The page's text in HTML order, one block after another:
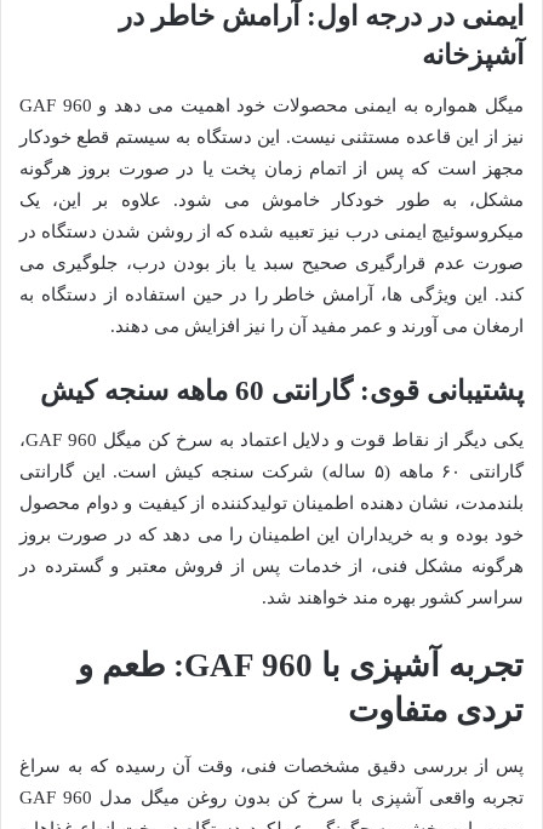
ایمنی در درجه اول: آرامش خاطر در
آشپزخانه
میگل همواره به ایمنی محصولات خود اهمیت می دهد و GAF 960
نیز از این قاعده مستثنی نیست. این دستگاه به سیستم قطع خودکار
مجهز است که پس از اتمام زمان پخت یا در صورت بروز هرگونه
مشکل، به طور خودکار خاموش می شود. علاوه بر این، یک
میکروسوئیچ ایمنی درب نیز تعبیه شده که از روشن شدن دستگاه در
صورت عدم قرارگیری صحیح سبد یا باز بودن درب، جلوگیری می
کند. این ویژگی ها، آرامش خاطر را در حین استفاده از دستگاه به
ارمغان می آورند و عمر مفید آن را نیز افزایش می دهند.
پشتیبانی قوی: گارانتی 60 ماهه سنجه کیش
یکی دیگر از نقاط قوت و دلایل اعتماد به سرخ کن میگل GAF 960،
گارانتی ۶۰ ماهه (۵ ساله) شرکت سنجه کیش است. این گارانتی
بلندمدت، نشان دهنده اطمینان تولیدکننده از کیفیت و دوام محصول
خود بوده و به خریداران این اطمینان را می دهد که در صورت بروز
هرگونه مشکل فنی، از خدمات پس از فروش معتبر و گسترده در
سراسر کشور بهره مند خواهند شد.
تجربه آشپزی با GAF 960: طعم و
تردی متفاوت
پس از بررسی دقیق مشخصات فنی، وقت آن رسیده که به سراغ
تجربه واقعی آشپزی با سرخ کن بدون روغن میگل مدل GAF 960